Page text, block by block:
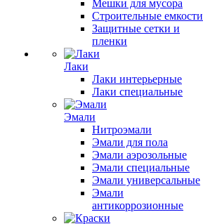
Мешки для мусора
Строительные емкости
Защитные сетки и
пленки
Лаки
Лаки интерьерные
Лаки специальные
Эмали
Нитроэмали
Эмали для пола
Эмали аэрозольные
Эмали специальные
Эмали универсальные
Эмали
антикоррозионные